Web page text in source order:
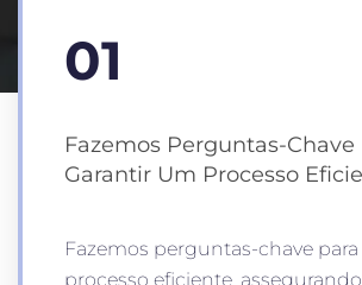
01
Fazemos Perguntas-Chave
Garantir Um Processo
Fazemos perguntas-chave
processo eficiente,